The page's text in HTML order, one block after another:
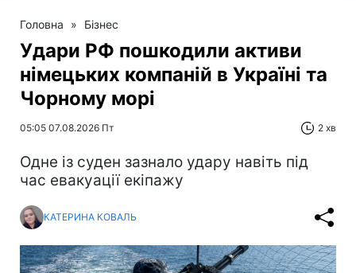
Головна » Бізнес
Удари РФ пошкодили активи
німецьких компаній в Україні та
Чорному морі
05:05 07.08.2026 Пт 2 хв
Одне із суден зазнало удару навіть під
час евакуації екіпажу
КАТЕРИНА КОВАЛЬ